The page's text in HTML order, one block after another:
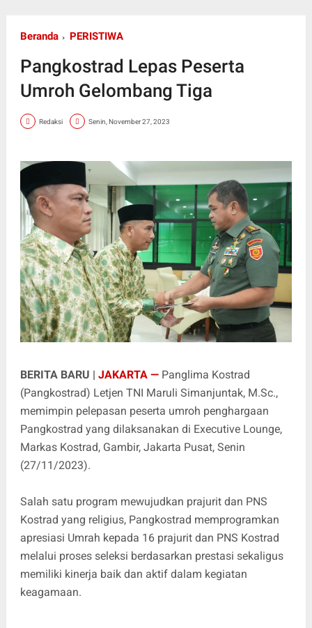
Beranda PERISTIWA
Pangkostrad Lepas Peserta
Umroh Gelombang Tiga
Redaksi Senin, November 27, 2023
BERITA BARU | JAKARTA —Panglima Kostrad
(Pangkostrad) Letjen TNI Maruli Simanjuntak, M.Sc.,
memimpin pelepasan peserta umroh penghargaan
Pangkostrad yang dilaksanakan di Executive Lounge,
Markas Kostrad, Gambir, Jakarta Pusat, Senin
(27/11/2023).
Salah satu program mewujudkan prajurit dan PNS
Kostrad yang religius, Pangkostrad memprogramkan
apresiasi Umrah kepada 16 prajurit dan PNS Kostrad
melalui proses seleksi berdasarkan prestasi sekaligus
memiliki kinerja baik dan aktif dalam kegiatan
keagamaan.